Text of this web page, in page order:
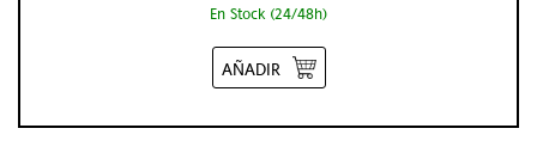
En Stock (24/48h)
AÑADIR